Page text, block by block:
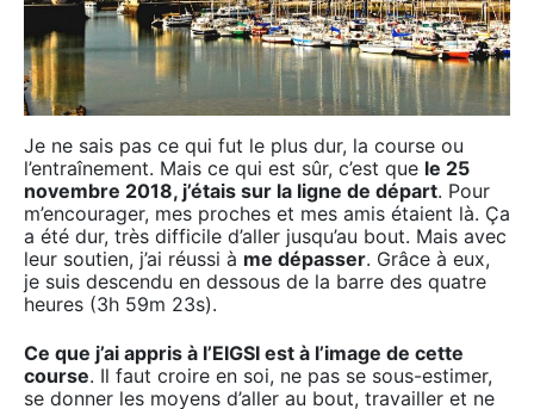
Je ne sais pas ce qui fut le plus dur, la course ou
l’entraînement. Mais ce qui est sûr, c’est que le 25
novembre 2018, j’étais sur la ligne de départ. Pour
m’encourager, mes proches et mes amis étaient là. Ça
a été dur, très difficile d’aller jusqu’au bout. Mais avec
leur soutien, j’ai réussi à me dépasser. Grâce à eux,
je suis descendu en dessous de la barre des quatre
heures (3h 59m 23s).
Ce que j’ai appris à l’EIGSI est à l’image de cette
course. Il faut croire en soi, ne pas se sous-estimer,
se donner les moyens d’aller au bout, travailler et ne